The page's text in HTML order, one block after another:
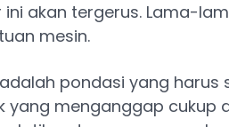
akan tergerus. Lama-
mesin.
pondasi yang harus
yang menganggap cukup